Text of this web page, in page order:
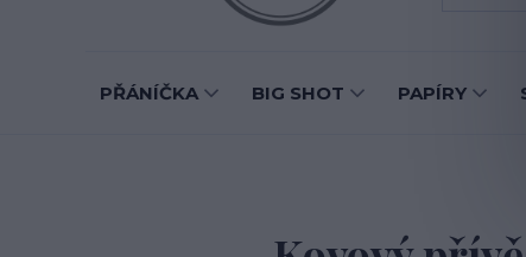
PŘÁNÍČKA BIG SHOT PAPÍRY